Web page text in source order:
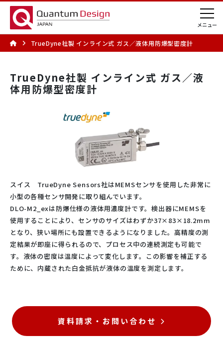
TrueDyne社製 インライン式 ガス／液体用防爆型密度計
TrueDyne社製 インライン式 ガス／液
体用防爆型密度計
スイス TrueDyne Sensors社はMEMSセンサを使用した非常に
小型の各種センサ開発に取り組んでいます。
DLO-M2_exは防爆仕様の液体用濃度計です。検出器にMEMSを
使用することにより、センサのサイズはわずか37×83×18.2mm
となり、狭い場所にも設置できるようになりました。高精度の測
定結果が即座に得られるので、プロセス中の連続測定も可能で
す。液体の密度は温度によって変化します。この影響を補正する
ために、内蔵された白金抵抗が液体の温度を測定します。
資料請求・お問い合わせ